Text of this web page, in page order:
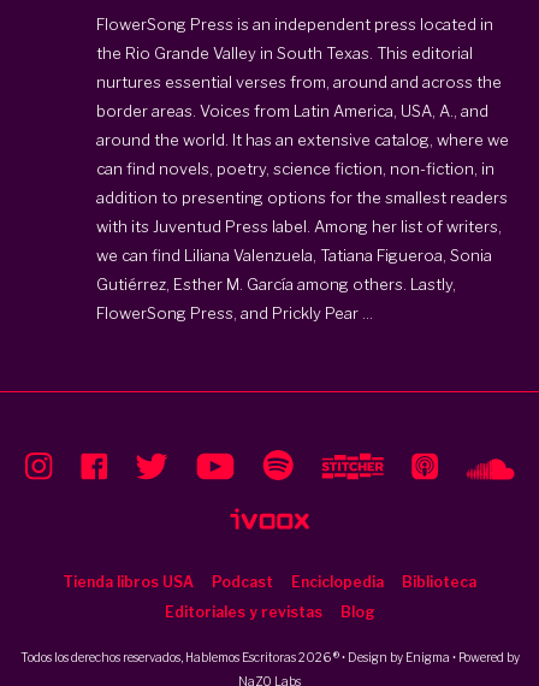
FlowerSong Press is an independent press located in
the Rio Grande Valley in South Texas. This editorial
nurtures essential verses from, around and across the
border areas. Voices from Latin America, USA, A., and
around the world. It has an extensive catalog, where we
can find novels, poetry, science fiction, non-fiction, in
addition to presenting options for the smallest readers
with its Juventud Press label . Among her list of writers,
we can find Liliana Valenzuela, Tatiana Figueroa, Sonia
Gutiérrez, Esther M. García among others. Lastly,
FlowerSong Press, and Prickly Pear ...
Tienda libros USA Podcast Enciclopedia
Biblioteca
Editoriales y revistas
Blog
Todos los derechos reservados, Hablemos Escritoras 2026 ® • Design by Enigma • Powered by
NaZO Labs